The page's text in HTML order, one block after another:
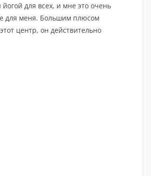
для всех, и мне это очень
для меня. Большим плюсом
центр, он действительно